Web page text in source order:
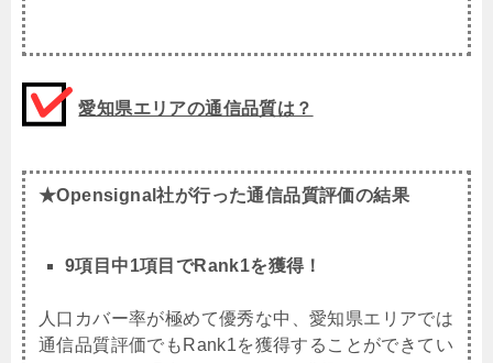
愛知県エリアの通信品質は？
★Opensignal社が行った通信品質評価の結果
9項目中1項目でRank1を獲得！
人口カバー率が極めて優秀な中、愛知県エリアでは
通信品質評価でもRank1を獲得することができてい